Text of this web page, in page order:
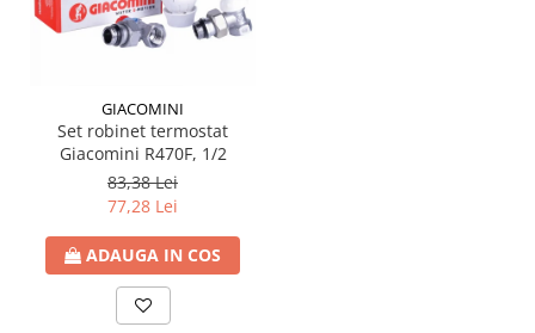
GIACOMINI
Set robinet termostat
Giacomini R470F, 1/2
83,38 Lei
77,28 Lei
ADAUGA IN COS